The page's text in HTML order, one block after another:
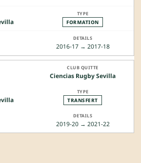
FORMATION
2016-17 → 2017-18
Ciencias Rugby Sevilla
TRANSFERT
2019-20 → 2021-22